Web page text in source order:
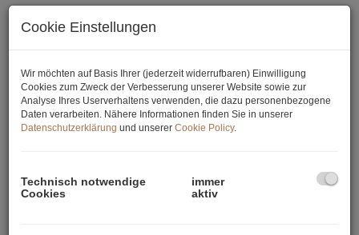
Beschreibung
Baugrundstück in begehrter Lage!
Neben der traumhaften Lage bietet das Grundstück eine
vorteilhafte rechteckige und ebene Beschaffenheit, die nicht
Cookie Einstellungen
Wir möchten auf Basis Ihrer (jederzeit widerrufbaren) Einwilligung
Cookies zum Zweck der Verbesserung unserer Website sowie zur
Analyse Ihres Userverhaltens verwenden, die dazu personenbezogene
Daten verarbeiten. Nähere Informationen finden Sie in unserer
Datenschutzerklärung und unserer Cookie Policy.
Technisch notwendige
Cookies
immer
aktiv